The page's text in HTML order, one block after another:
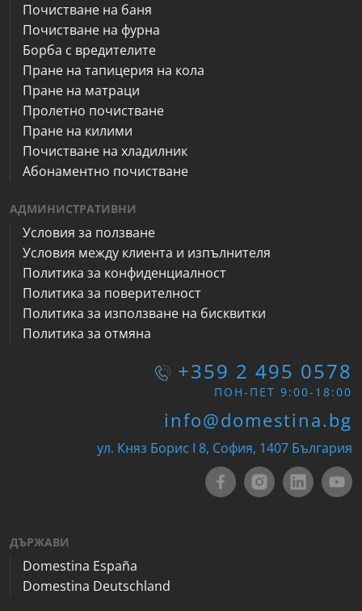
Почистване на баня
Почистване на фурна
Борба с вредителите
Пране на тапицерия на кола
Пране на матраци
Пролетно почистване
Пране на килими
Почистване на хладилник
Абонаментно почистване
АДМИНИСТРАТИВНИ
Условия за ползване
Условия между клиента и изпълнителя
Политика за конфиденциалност
Политика за поверителност
Политика за използване на бисквитки
Политика за отмяна
+359 2 495 0578
ПОН-ПЕТ 9:00-18:00
info@domestina.bg
ул. Княз Борис I 8, София, 1407 България
ДЪРЖАВИ
Domestina España
Domestina Deutschland